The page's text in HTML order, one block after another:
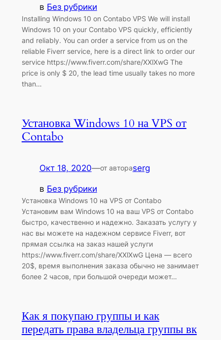
в Без рубрики
Installing Windows 10 on Contabo VPS We will install
Windows 10 on your Contabo VPS quickly, efficiently
and reliably. You can order a service from us on the
reliable Fiverr service, here is a direct link to order our
service https://www.fiverr.com/share/XXlXwG The
price is only $ 20, the lead time usually takes no more
than…
Установка Windows 10 на VPS от
Contabo
Окт 18, 2020—от автораserg
в Без рубрики
Установка Windows 10 на VPS от Contabo
Установим вам Windows 10 на ваш VPS от Contabo
быстро, качественно и надежно. Заказать услугу у
нас вы можете на надежном сервисе Fiverr, вот
прямая ссылка на заказ нашей услуги
https://www.fiverr.com/share/XXlXwG Цена — всего
20$, время выполнения заказа обычно не занимает
более 2 часов, при большой очереди может…
Как я покупаю группы и как
передать права владельца группы вк